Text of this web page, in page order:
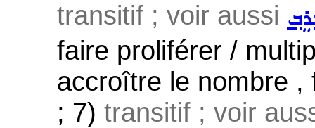
transitif ; voir aussi
faire proliférer /
accroître le nombre ,
; 7) transitif ; voir